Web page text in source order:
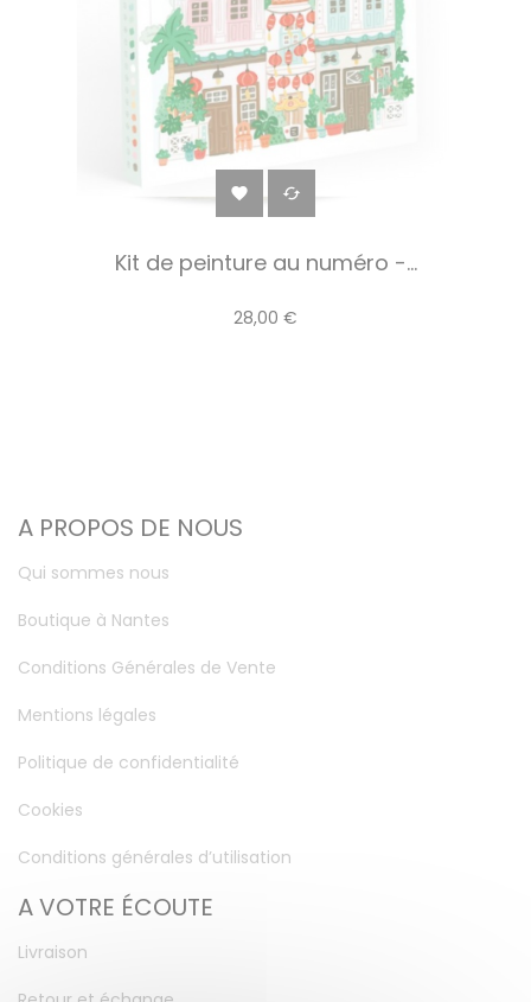
 
Kit de peinture au numéro -...
28,00 €
A PROPOS DE NOUS
Qui sommes nous
Boutique à Nantes
Conditions Générales de Vente
Mentions légales
Politique de confidentialité
Cookies
Conditions générales d’utilisation
A VOTRE ÉCOUTE
Livraison